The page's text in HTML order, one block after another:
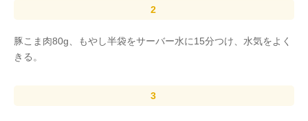
豚こま肉80g、もやし半袋をサーバー水に15分つけ、水気をよく
きる。